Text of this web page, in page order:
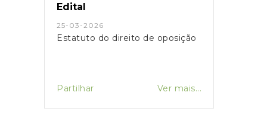
Edital
25-03-2026
Estatuto do direito de oposição
Partilhar Ver mais...